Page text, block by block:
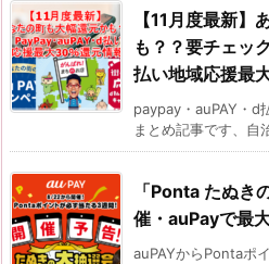
【11月度最新】
も？？要チェッ
払い地域応援最
paypay・auPAY・d
まとめ記事です、自
「Ponta たぬき
催・auPayで最
auPAYからPontaポ